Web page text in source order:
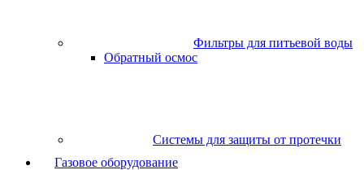
Фильтры для питьевой воды
Обратный осмос
Системы для защиты от протечки
Газовое оборудование